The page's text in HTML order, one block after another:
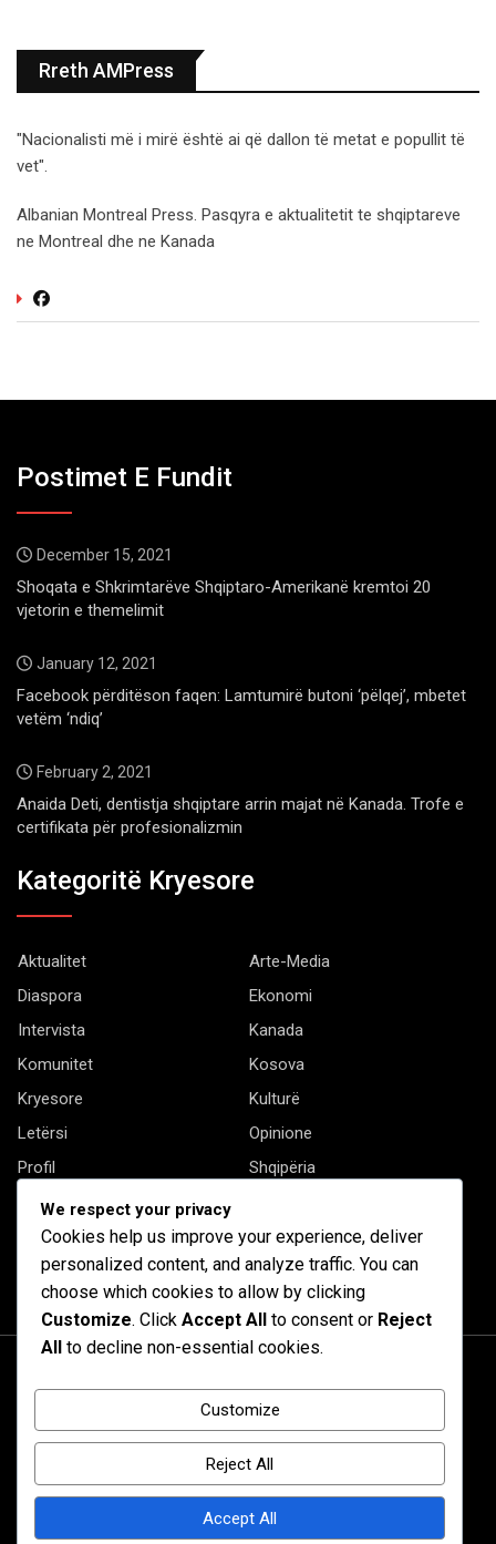
Rreth AMPress
"Nacionalisti më i mirë është ai që dallon të metat e popullit të
vet".
Albanian Montreal Press. Pasqyra e aktualitetit te shqiptareve
ne Montreal dhe ne Kanada
Postimet E Fundit
December 15, 2021
Shoqata e Shkrimtarëve Shqiptaro-Amerikanë kremtoi 20
vjetorin e themelimit
January 12, 2021
Facebook përditëson faqen: Lamtumirë butoni ‘pëlqej’, mbetet
vetëm ‘ndiq’
February 2, 2021
Anaida Deti, dentistja shqiptare arrin majat në Kanada. Trofe e
certifikata për profesionalizmin
Kategoritë Kryesore
Aktualitet
Arte-Media
Diaspora
Ekonomi
Intervista
Kanada
Komunitet
Kosova
Kryesore
Kulturë
Letërsi
Opinione
Profil
Shqipëria
Shqiptarët në biznes
Të tjera
We respect your privacy
Cookies help us improve your experience, deliver
personalized content, and analyze traffic. You can
choose which cookies to allow by clicking
Customize. Click Accept All to consent or Reject
All to decline non-essential cookies.
Customize
Reject All
Accept All